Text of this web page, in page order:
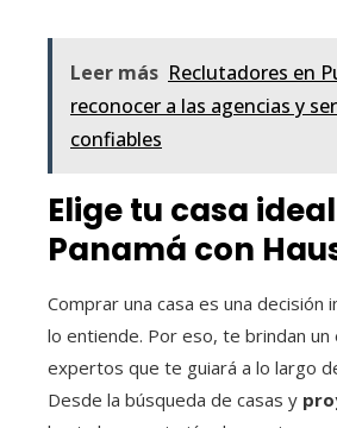
Leer más Reclutadores en
reconocer a las agencias y
confiables
Elige tu casa
Panamá con
Comprar una casa es una decisión
lo entiende. Por eso, te brindan un
expertos que te guiará a lo largo
Desde la búsqueda de casas y